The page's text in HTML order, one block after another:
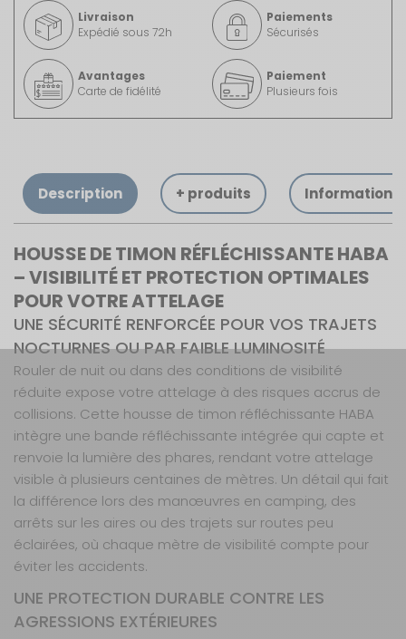
Livraison
Expédié sous 72h
Paiements
Sécurisés
Avantages
Carte de fidélité
Paiement
Plusieurs fois
Description + produits Informations
HOUSSE DE TIMON RÉFLÉCHISSANTE HABA
– VISIBILITÉ ET PROTECTION OPTIMALES
POUR VOTRE ATTELAGE
UNE SÉCURITÉ RENFORCÉE POUR VOS TRAJETS
NOCTURNES OU PAR FAIBLE LUMINOSITÉ
Rouler de nuit ou dans des conditions de visibilité
réduite expose votre attelage à des risques accrus de
collisions. Cette housse de timon réfléchissante HABA
intègre une bande réfléchissante intégrée qui capte et
renvoie la lumière des phares, rendant votre attelage
visible à plusieurs centaines de mètres. Un détail qui fait
la différence lors des manœuvres en camping, des
arrêts sur les aires ou des trajets sur routes peu
éclairées, où chaque mètre de visibilité compte pour
éviter les accidents.
UNE PROTECTION DURABLE CONTRE LES
AGRESSIONS EXTÉRIEURES